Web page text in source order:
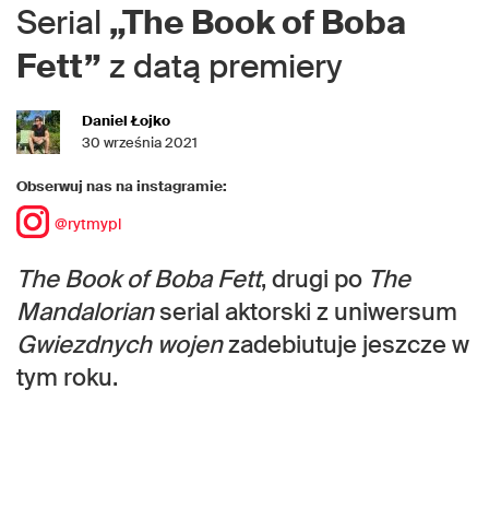
Serial „The Book of Boba
Fett” z datą premiery
Daniel Łojko
30 września 2021
Obserwuj nas na instagramie:
@rytmypl
The Book of Boba Fett, drugi po The
Mandalorianserial aktorski z uniwersum
Gwiezdnych wojenzadebiutuje jeszcze w
tym roku.